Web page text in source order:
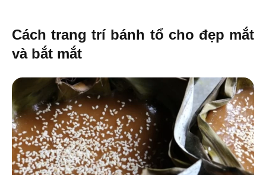
Cách trang trí bánh tổ cho đẹp mắt
và bắt mắt